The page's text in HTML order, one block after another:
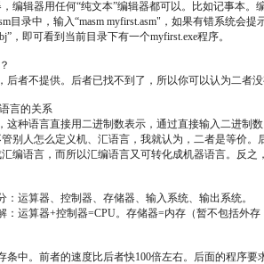
编辑器用任何“纯文本”编辑器都可以。比如记事本
目录中，输入“masm myfirst.asm"，如果有错系统会提
，即可看到当前目录下有一个myfirst.exe程序。
者不提供。后者已找不到了，所以你可以认为二者没
言的关系
这种语言直接用二进制数表示，通过直接输入二进制
别人怎么定义机、汇语言，我就认为，二者是等价
编语言，而所以汇编语言又可转化成机器语言。反
运算器、控制器、存储器、输入系统、输出系统。
：运算器+控制器=CPU。存储器=内存（暂不包括外
条中。前者的速度比后者快100倍左右。后面的程序